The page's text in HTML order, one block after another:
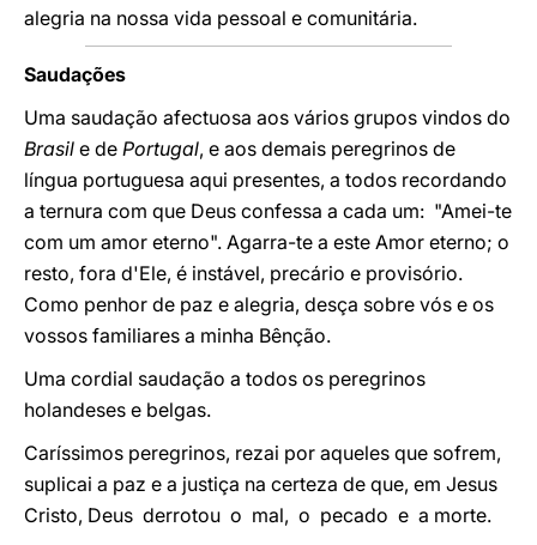
alegria na nossa vida pessoal e comunitária.
Saudações
Uma saudação afectuosa aos vários grupos vindos do
Brasil e de Portugal, e aos demais peregrinos de
língua portuguesa aqui presentes, a todos recordando
a ternura com que Deus confessa a cada um: "Amei-te
com um amor eterno". Agarra-te a este Amor eterno; o
resto, fora d'Ele, é instável, precário e provisório.
Como penhor de paz e alegria, desça sobre vós e os
vossos familiares a minha Bênção.
Uma cordial saudação a todos os peregrinos
holandeses e belgas.
Caríssimos peregrinos, rezai por aqueles que sofrem,
suplicai a paz e a justiça na certeza de que, em Jesus
Cristo, Deus derrotou o mal, o pecado e a morte.